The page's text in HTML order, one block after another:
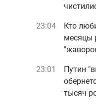
23:04
Кто
месяцы
23:01
Путин
тысяч